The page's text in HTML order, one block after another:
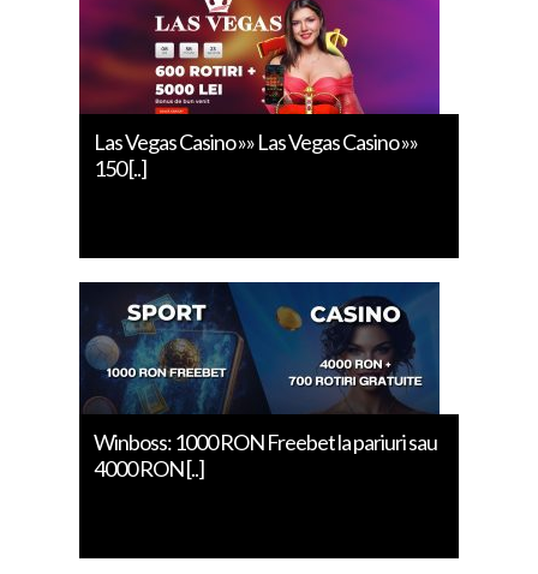
Las Vegas Casino »» Las Vegas Casino »»
150 [..]
Winboss: 1000 RON Freebet la pariuri sau
4000 RON [..]